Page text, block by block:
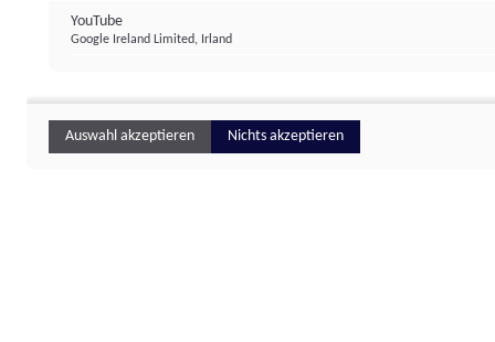
YouTube
Google Ireland Limited, Irland
Auswahl akzeptieren Nichts akzeptieren